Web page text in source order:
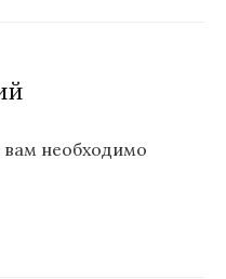
необходимо